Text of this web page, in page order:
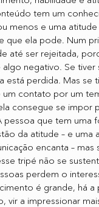
tem um
menos e uma
que ela pode. Num
até ser rejeitada,
negativo. Se tiver
está perdida. Mas se
contato por um
consegue se impor
pessoa que tem uma
da atitude – e uma
encanta – mas
tripé não se
perdem o
é grande, há a
vir a impressionar